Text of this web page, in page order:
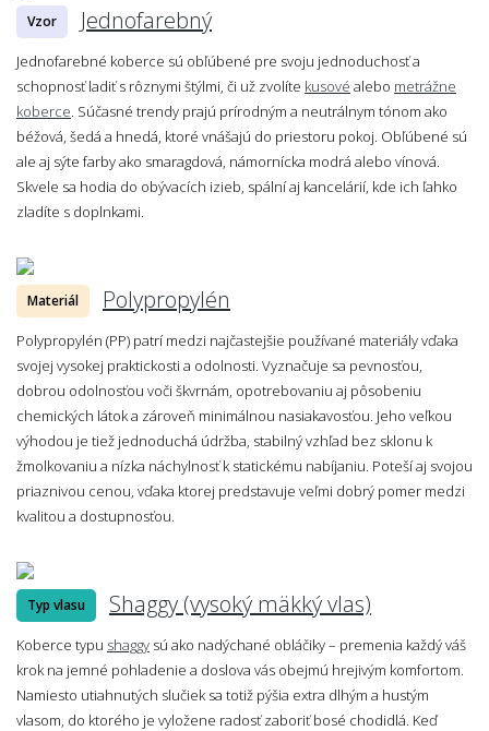
Vzor Jednofarebný
Jednofarebné koberce sú obľúbené pre svoju jednoduchosť a
schopnosť ladiť s rôznymi štýlmi, či už zvolíte kusové alebo metrážne
koberce. Súčasné trendy prajú prírodným a neutrálnym tónom ako
béžová, šedá a hnedá, ktoré vnášajú do priestoru pokoj. Obľúbené sú
ale aj sýte farby ako smaragdová, námornícka modrá alebo vínová.
Skvele sa hodia do obývacích izieb, spální aj kancelárií, kde ich ľahko
zladíte s doplnkami.
Materiál Polypropylén
Polypropylén (PP) patrí medzi najčastejšie používané materiály vďaka
svojej vysokej praktickosti a odolnosti. Vyznačuje sa pevnosťou,
dobrou odolnosťou voči škvrnám, opotrebovaniu aj pôsobeniu
chemických látok a zároveň minimálnou nasiakavosťou. Jeho veľkou
výhodou je tiež jednoduchá údržba, stabilný vzhľad bez sklonu k
žmolkovaniu a nízka náchylnosť k statickému nabíjaniu. Poteší aj svojou
priaznivou cenou, vďaka ktorej predstavuje veľmi dobrý pomer medzi
kvalitou a dostupnosťou.
Typ vlasu Shaggy (vysoký mäkký vlas)
Koberce typu shaggy sú ako nadýchané obláčiky – premenia každý váš
krok na jemné pohladenie a doslova vás obejmú hrejivým komfortom.
Namiesto utiahnutých slučiek sa totiž pýšia extra dlhým a hustým
vlasom, do ktorého je vyložene radosť zaboriť bosé chodidlá. Keď